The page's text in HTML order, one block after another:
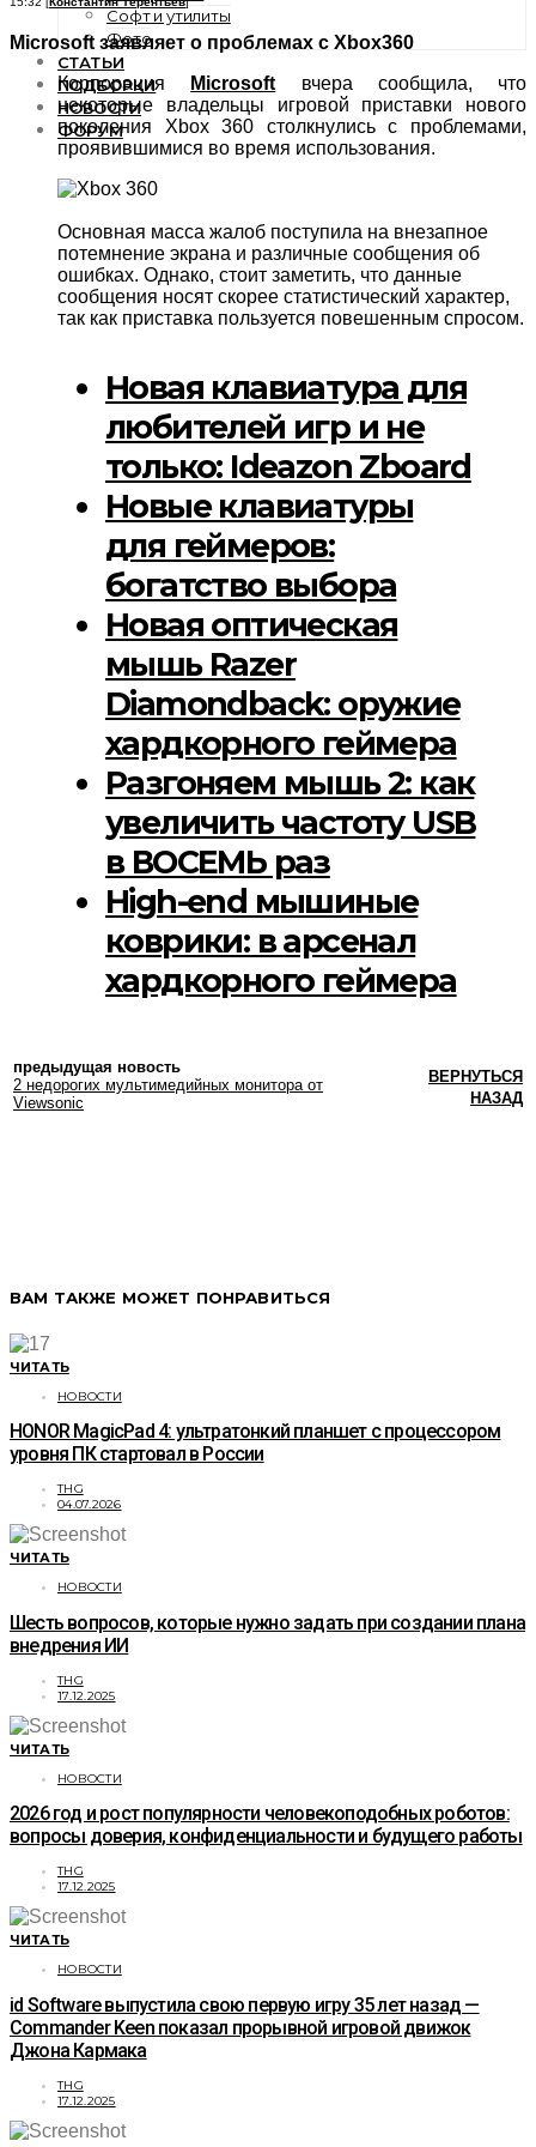
Софт и утилиты
Фото
СТАТЬИ
ПОДБОРКИ
НОВОСТИ
ФОРУМ
Microsoft заявляет о проблемах с Xbox360
Корпорация
Microsoft вчера сообщила, что
некоторые владельцы игровой приставки нового
поколения Xbox 360 столкнулись с проблемами,
проявившимися во время использования.
Основная масса жалоб поступила на внезапное
потемнение экрана и различные сообщения об
ошибках. Однако, стоит заметить, что данные
сообщения носят скорее статистический характер,
так как приставка пользуется повешенным спросом.
Новая клавиатура для
любителей игр и не
только: Ideazon Zboard
Новые клавиатуры
для геймеров:
богатство выбора
Новая оптическая
мышь Razer
Diamondback: оружие
хардкорного геймера
Разгоняем мышь 2: как
увеличить частоту USB
в ВОСЕМЬ раз
High-end мышиные
коврики: в арсенал
хардкорного геймера
предыдущая новость
2 недорогих мультимедийных монитора от
Viewsonic
ВЕРНУТЬСЯ
НАЗАД
ВАМ ТАКЖЕ МОЖЕТ ПОНРАВИТЬСЯ
ЧИТАТЬ
НОВОСТИ
HONOR MagicPad 4: ультратонкий планшет с процессором
уровня ПК стартовал в России
THG
04.07.2026
ЧИТАТЬ
НОВОСТИ
Шесть вопросов, которые нужно задать при создании плана
внедрения ИИ
THG
17.12.2025
ЧИТАТЬ
НОВОСТИ
2026 год и рост популярности человекоподобных роботов:
вопросы доверия, конфиденциальности и будущего работы
THG
17.12.2025
ЧИТАТЬ
НОВОСТИ
id Software выпустила свою первую игру 35 лет назад —
Commander Keen показал прорывной игровой движок
Джона Кармака
THG
17.12.2025